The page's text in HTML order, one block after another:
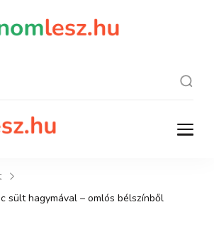
finomlesz.hu
Recept, ami finom lesz.
sült hagymával – omlós bélszínből